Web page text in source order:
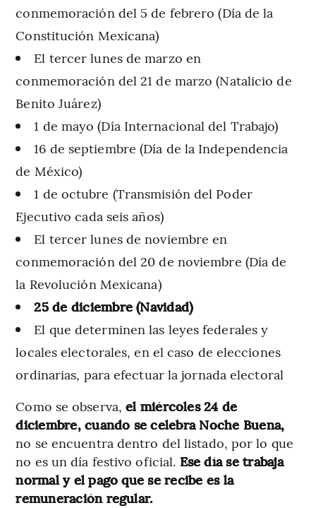
conmemoración del 5 de febrero (Día de la
Constitución Mexicana)
El tercer lunes de marzo en
conmemoración del 21 de marzo (Natalicio de
Benito Juárez)
1 de mayo (Día Internacional del Trabajo)
16 de septiembre (Día de la Independencia
de México)
1 de octubre (Transmisión del Poder
Ejecutivo cada seis años)
El tercer lunes de noviembre en
conmemoración del 20 de noviembre (Día de
la Revolución Mexicana)
25 de diciembre (Navidad)
El que determinen las leyes federales y
locales electorales, en el caso de elecciones
ordinarias, para efectuar la jornada electoral
Como se observa,el miércoles 24 de
diciembre, cuando se celebra Noche Buena,
no se encuentra dentro del listado, por lo que
no es un día festivo oficial. Ese día se trabaja
normal y el pago que se recibe es la
remuneración regular.